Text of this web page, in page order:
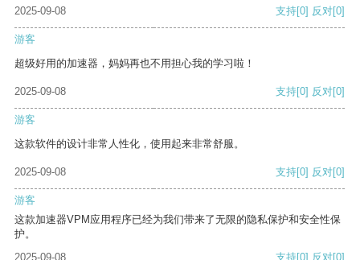
2025-09-08
支持[0] 反对[0]
游客
超级好用的加速器，妈妈再也不用担心我的学习啦！
2025-09-08 支持[0] 反对[0]
游客
这款软件的设计非常人性化，使用起来非常舒服。
2025-09-08 支持[0] 反对[0]
游客
这款加速器VPM应用程序已经为我们带来了无限的隐私保护和安全性保
护。
2025-09-08
支持[0] 反对[0]